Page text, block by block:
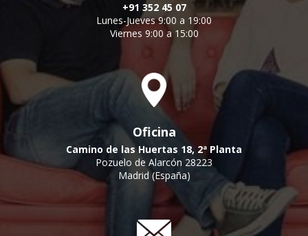
+91 352 45 07
Lunes-Jueves 9:00 a 19:00
Viernes 9:00 a 15:00
Oficina
Camino de las Huertas 18, 2ª Planta
Pozuelo de Alarcón 28223
Madrid (España)